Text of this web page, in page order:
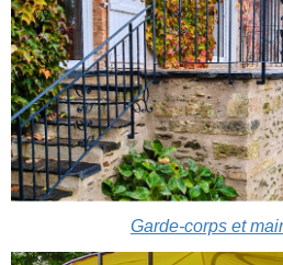
Garde-corps et